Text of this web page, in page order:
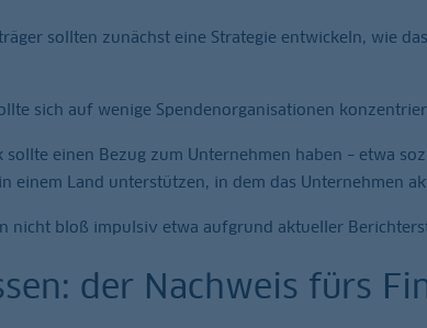
sollten zunächst eine Strategie entwickeln, wie
sich auf wenige Spendenorganisationen
sollte einen Bezug zum Unternehmen haben – etwa
einem Land unterstützen, in dem das Unternehmen
nicht bloß impulsiv etwa aufgrund aktueller
der Nachweis fürs